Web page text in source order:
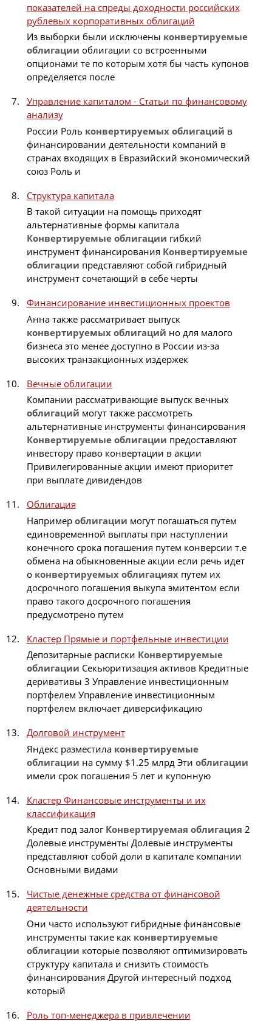
показателей на спреды доходности российских
рублевых корпоративных облигаций
Из выборки были исключены конвертируемые
облигации облигации со встроенными
опционами те по которым хотя бы часть купонов
определяется после
Управление капиталом - Статьи по финансовому
анализу
России Роль конвертируемых облигаций в
финансировании деятельности компаний в
странах входящих в Евразийский экономический
союз Роль и
Структура капитала
В такой ситуации на помощь приходят
альтернативные формы капитала
Конвертируемые облигации гибкий
инструмент финансирования Конвертируемые
облигации представляют собой гибридный
инструмент сочетающий в себе черты
Финансирование инвестиционных проектов
Анна также рассматривает выпуск
конвертируемых облигаций но для малого
бизнеса это менее доступно в России из-за
высоких транзакционных издержек
Вечные облигации
Компании рассматривающие выпуск вечных
облигаций могут также рассмотреть
альтернативные инструменты финансирования
Конвертируемые облигации предоставляют
инвестору право конвертации в акции
Привилегированные акции имеют приоритет
при выплате дивидендов
Облигация
Например облигации могут погашаться путем
единовременной выплаты при наступлении
конечного срока погашения путем конверсии т.е
обмена на обыкновенные акции если речь идет
о конвертируемых облигацияхпутем их
досрочного погашения выкупа эмитентом если
право такого досрочного погашения
предусмотрено путем
Кластер Прямые и портфельные инвестиции
Депозитарные расписки Конвертируемые
облигации Секьюритизация активов Кредитные
деривативы 3 Управление инвестиционным
портфелем Управление инвестиционным
портфелем включает диверсификацию
Долговой инструмент
Яндекс разместила конвертируемые
облигации на сумму $1.25 млрд Эти облигации
имели срок погашения 5 лет и купонную
Кластер Финансовые инструменты и их
классификация
Кредит под залог Конвертируемая облигация 2
Долевые инструменты Долевые инструменты
представляют собой доли в капитале компании
Основными видами
Чистые денежные средства от финансовой
деятельности
Они часто используют гибридные финансовые
инструменты такие как конвертируемые
облигации которые позволяют оптимизировать
структуру капитала и снизить стоимость
финансирования Другой интересный подход
который
Роль топ-менеджера в привлечении